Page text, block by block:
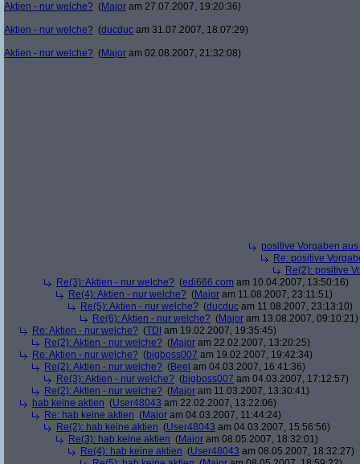
Aktien - nur welche? (Major am 27.07.2007, 19:20:36)
Aktien - nur welche? (ducduc am 31.07.2007, 18:07:29)
Aktien - nur welche? (Major am 02.08.2007, 21:32:08)
positive Vorgaben
Re: positive
Re(2): positive
Re(3): Aktien - nur welche? (edi666.com am 10.04.2007, 13:50:16)
Re(4): Aktien - nur welche? (Major am 11.08.2007, 23:11:51)
Re(5): Aktien - nur welche? (ducduc am 11.08.2007, 23:13:10)
Re(6): Aktien - nur welche? (Major am 13.08.2007, 09:10:21)
Re: Aktien - nur welche? (TDI am 19.02.2007, 19:35:45)
Re(2): Aktien - nur welche? (Major am 22.02.2007, 13:20:25)
Re: Aktien - nur welche? (bigboss007 am 19.02.2007, 19:42:34)
Re(2): Aktien - nur welche? (Beel am 04.03.2007, 16:41:36)
Re(3): Aktien - nur welche? (bigboss007 am 04.03.2007, 17:12:57)
Re(2): Aktien - nur welche? (Major am 11.03.2007, 13:30:41)
hab keine aktien (User48043 am 22.02.2007, 13:22:06)
Re: hab keine aktien (Major am 04.03.2007, 11:44:24)
Re(2): hab keine aktien (User48043 am 04.03.2007, 15:56:56)
Re(3): hab keine aktien (Major am 08.05.2007, 18:32:01)
Re(4): hab keine aktien (User48043 am 08.05.2007, 18:32:27)